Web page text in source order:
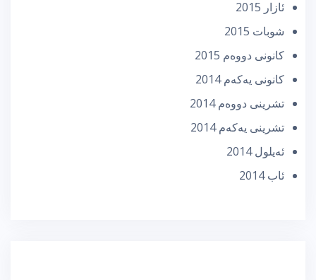
ئازار 2015
شوبات 2015
كانونی دووه‌م 2015
كانونی یه‌كه‌م 2014
تشرینی دووه‌م 2014
تشرینی یه‌كه‌م 2014
ئه‌یلول 2014
ئاب 2014